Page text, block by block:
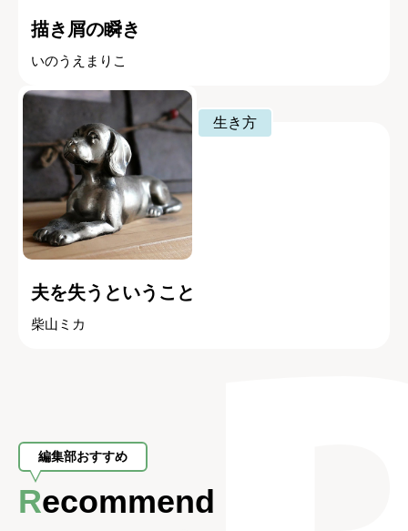
描き屑の瞬き
いのうえまりこ
生き方
夫を失うということ
柴山ミカ
編集部おすすめ
Recommend